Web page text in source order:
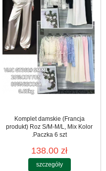
Komplet damskie (Francja
produkt) Roz S/M-M/L, Mix Kolor
.Paczka 6 szt
138.00 zł
szczegóły